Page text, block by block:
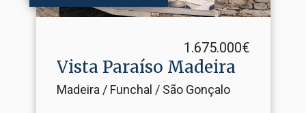
1.675.000€
Vista Paraíso Madeira
Madeira / Funchal / São Gonçalo